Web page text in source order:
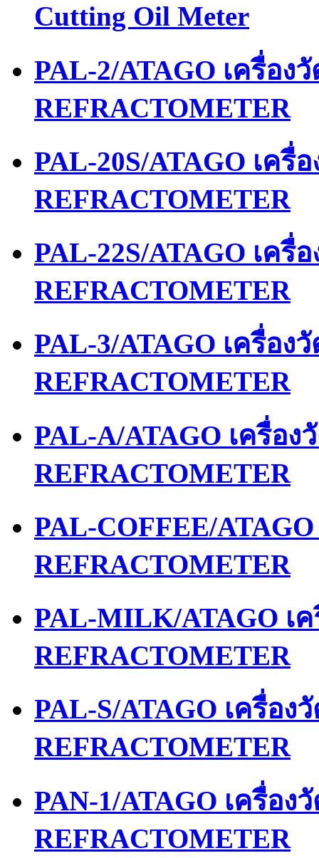
Cutting Oil Meter
PAL-2/ATAGO เครื่อง
REFRACTOMETER
PAL-20S/ATAGO เครื่
REFRACTOMETER
PAL-22S/ATAGO เครื่
REFRACTOMETER
PAL-3/ATAGO เครื่อ
REFRACTOMETER
PAL-A/ATAGO เครื่อ
REFRACTOMETER
PAL-COFFEE/
REFRACTOMETER
PAL-MILK/ATAGO เ
REFRACTOMETER
PAL-S/ATAGO เครื่อ
REFRACTOMETER
PAN-1/ATAGO เครื่อ
REFRACTOMETER